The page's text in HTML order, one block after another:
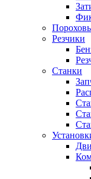
Резчики
Станки